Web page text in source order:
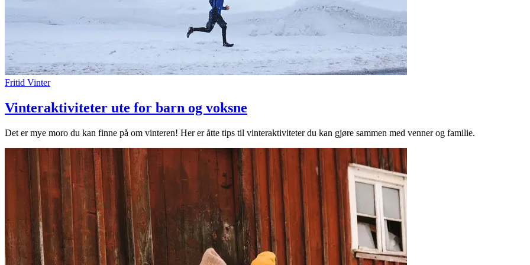
Fritid Vinter
Vinteraktiviteter ute for barn og voksne
Det er mye moro du kan finne på om vinteren! Her er åtte tips til vinteraktiviteter du kan gjøre sammen med venner og familie.